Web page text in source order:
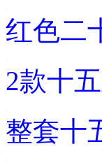
红色二
2款十
整套十